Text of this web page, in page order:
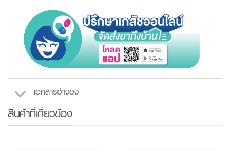
เอกสารอ้างอิง
สินค้าที่เกี่ยวข้อง